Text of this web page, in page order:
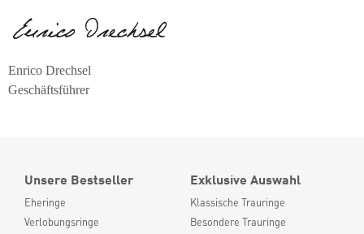
Enrico Drechsel
Geschäftsführer
Unsere Bestseller
Eheringe
Verlobungsringe
Exklusive Auswahl
Klassische Trauringe
Besondere Trauringe